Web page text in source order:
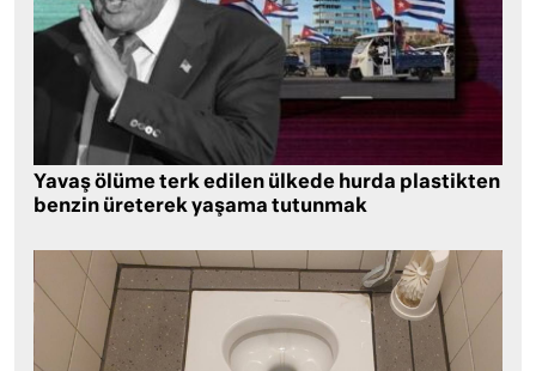
Yavaş ölüme terk edilen ülkede hurda plastikten
benzin üreterek yaşama tutunmak